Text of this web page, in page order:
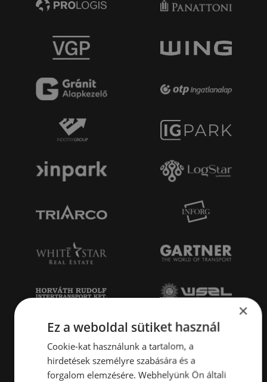
×
Ez a weboldal sütiket használ
Cookie-kat használunk a tartalom, a
hirdetések személyre szabására és a
forgalom elemzésére. Webhelyünk Ön általi